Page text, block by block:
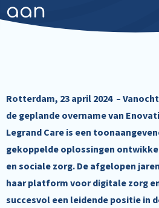
aan
Rotterdam, 23 april 2024 –
de geplande overname van
Legrand Care is een
gekoppelde oplossingen
en sociale zorg. De afgelopen
haar platform voor digitale zorg
succesvol een leidende positie in